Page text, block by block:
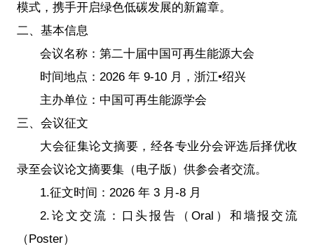
模式，携手开启绿色低碳发展的新篇章。
二、基本信息
会议名称：第二十届中国可再生能源大会
时间地点：2026 年 9-10 月，浙江•绍兴
主办单位：中国可再生能源学会
三、会议征文
大会征集论文摘要，经各专业分会评选后择优收
录至会议论文摘要集（电子版）供参会者交流。
1.征文时间：2026 年 3 月-8 月
2.论文交流：口头报告（Oral）和墙报交流
（Poster）